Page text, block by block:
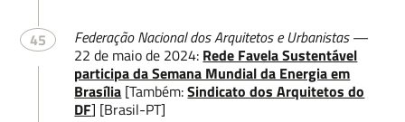
45 Federação Nacional dos Arquitetos e Urbanistas—
22 de maio de 2024: Rede Favela Sustentável
participa da Semana Mundial da Energia em
Brasília [Também:Sindicato dos Arquitetos do
DF] [Brasil-PT]